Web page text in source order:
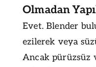
Olmadan
Evet. Blender
ezilerek veya
Ancak pürüzsüz